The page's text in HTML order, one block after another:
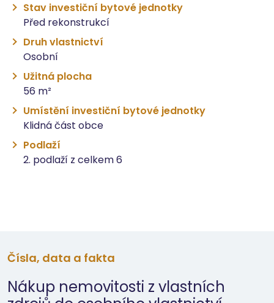
Stav investiční bytové jednotky
Před rekonstrukcí
Druh vlastnictví
Osobní
Užitná plocha
56 m²
Umístění investiční bytové jednotky
Klidná část obce
Podlaží
2. podlaží z celkem 6
Čísla, data a fakta
Nákup nemovitosti z vlastních